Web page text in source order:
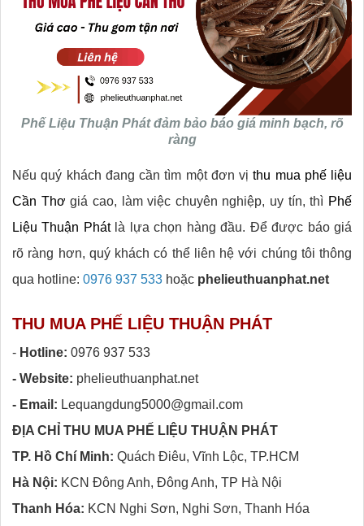
Phế Liệu Thuận Phát đảm bảo báo giá minh bạch, rõ
ràng
Nếu quý khách đang cần tìm một đơn vịthu mua phế liệu
Cần Thơ giá cao, làm việc chuyên nghiệp, uy tín, thì Phế
Liệu Thuận Phátlà lựa chọn hàng đầu. Để được báo giá
rõ ràng hơn, quý khách có thể liên hệ với chúng tôi thông
qua hotline: 0976 937 533 hoặc phelieuthuanphat.net
THU MUA PHẾ LIỆU THUẬN PHÁT
- Hotline: 0976 937 533
- Website: phelieuthuanphat.net
- Email: Lequangdung5000@gmail.com
ĐỊA CHỈ THU MUA PHẾ LIỆU THUẬN PHÁT
TP. Hồ Chí Minh: Quách Điêu, Vĩnh Lộc, TP.HCM
Hà Nội: KCN Đông Anh, Đông Anh, TP Hà Nội
Thanh Hóa: KCN Nghi Sơn, Nghi Sơn, Thanh Hóa